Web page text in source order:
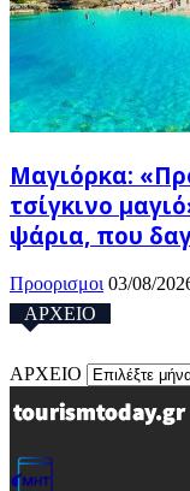
Μαγιόρκα:
τσίγκινο
ψάρια, που
Προορισμοι 03/08/
ΑΡΧΕΙΟ
ΑΡΧΕΙΟ